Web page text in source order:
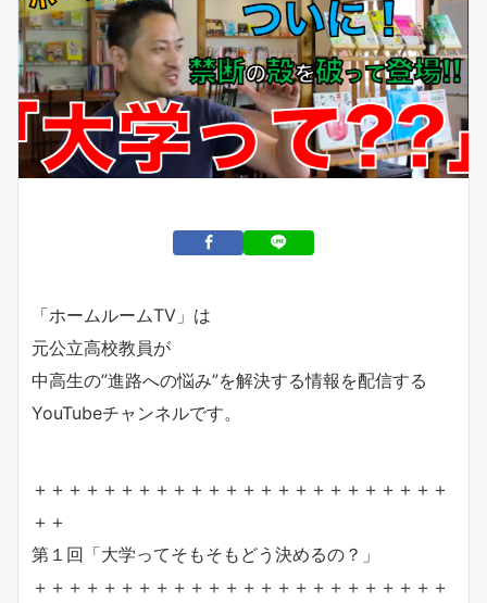
「ホームルームTV」は
元公立高校教員が
中高生の”進路への悩み”を解決する情報を配信する
YouTubeチャンネルです。
＋＋＋＋＋＋＋＋＋＋＋＋＋＋＋＋＋＋＋＋＋＋＋＋
＋＋
第１回「大学ってそもそもどう決めるの？」
＋＋＋＋＋＋＋＋＋＋＋＋＋＋＋＋＋＋＋＋＋＋＋＋